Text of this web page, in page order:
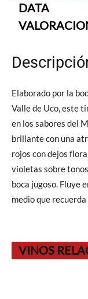
DATA
Elaborado por la
Valle de Uco, este
en los sabores del
brillante con una
rojos con dejos
violetas sobre
boca jugoso. Fluye
medio que
VINOS